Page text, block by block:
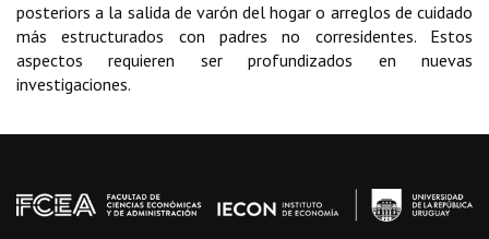
posteriors a la salida de varón del hogar o arreglos de cuidado
más estructurados con padres no corresidentes. Estos
aspectos requieren ser profundizados en nuevas
investigaciones.